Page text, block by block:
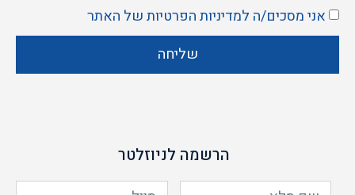
אני מסכים/ה למדיניות הפרטיותשל האתר
שליחה
הרשמה לניוזלטר